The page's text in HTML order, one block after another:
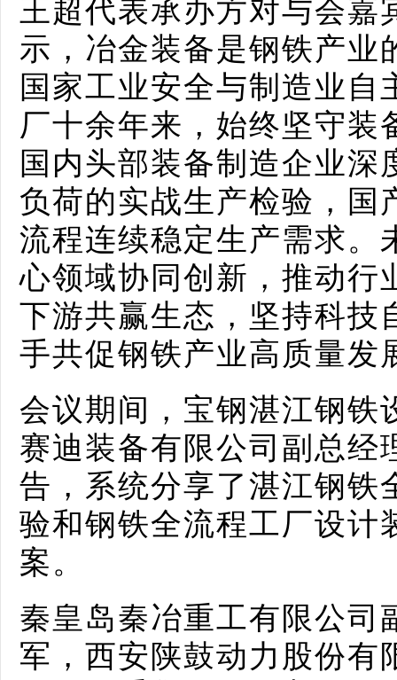
王超代表承办方对与会嘉
示，冶金装备是钢铁产业
国家工业安全与制造业
厂十余年来，始终坚守装
国内头部装备制造企业
负荷的实战生产检验，国
流程连续稳定生产需求。
心领域协同创新，推动行
下游共赢生态，坚持科技
手共促钢铁产业高质量发
会议期间，宝钢湛江钢铁
赛迪装备有限公司副总经
告，系统分享了湛江钢铁
验和钢铁全流程工厂设计
案。
秦皇岛秦冶重工有限公司
军，西安陕鼓动力股份有